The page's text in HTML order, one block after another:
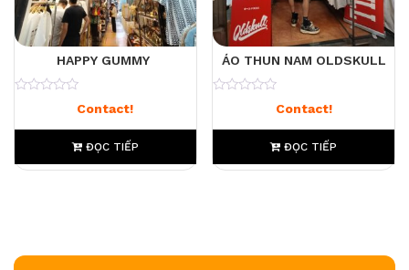
HAPPY GUMMY
Contact!
ĐỌC TIẾP
ÁO THUN NAM OLDSKULL
Contact!
ĐỌC TIẾP